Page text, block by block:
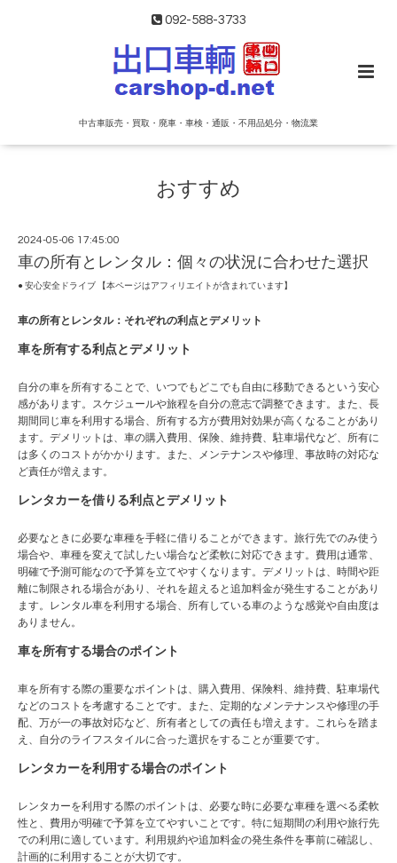
092-588-3733
中古車販売・買取・廃車・車検・通販・不用品処分・物流業
おすすめ
2024-05-06 17:45:00
車の所有とレンタル：個々の状況に合わせた選択
● 安心安全ドライブ 【本ページはアフィリエイトが含まれています】
車の所有とレンタル：それぞれの利点とデメリット
車を所有する利点とデメリット
自分の車を所有することで、いつでもどこでも自由に移動できるという安心
感があります。スケジュールや旅程を自分の意志で調整できます。また、長
期間同じ車を利用する場合、所有する方が費用対効果が高くなることがあり
ます。デメリットは、車の購入費用、保険、維持費、駐車場代など、所有に
は多くのコストがかかります。また、メンテナンスや修理、事故時の対応な
ど責任が増えます。
レンタカーを借りる利点とデメリット
必要なときに必要な車種を手軽に借りることができます。旅行先でのみ使う
場合や、車種を変えて試したい場合など柔軟に対応できます。費用は通常、
明確で予測可能なので予算を立てやすくなります。デメリットは、時間や距
離に制限される場合があり、それを超えると追加料金が発生することがあり
ます。レンタル車を利用する場合、所有している車のような感覚や自由度は
ありません。
車を所有する場合のポイント
車を所有する際の重要なポイントは、購入費用、保険料、維持費、駐車場代
などのコストを考慮することです。また、定期的なメンテナンスや修理の手
配、万が一の事故対応など、所有者としての責任も増えます。これらを踏ま
え、自分のライフスタイルに合った選択をすることが重要です。
レンタカーを利用する場合のポイント
レンタカーを利用する際のポイントは、必要な時に必要な車種を選べる柔軟
性と、費用が明確で予算を立てやすいことです。特に短期間の利用や旅行先
での利用に適しています。利用規約や追加料金の発生条件を事前に確認し、
計画的に利用することが大切です。